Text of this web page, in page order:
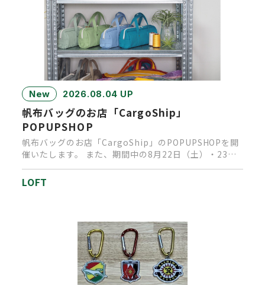
New 2026.08.04 UP
帆布バッグのお店「CargoShip」
POPUPSHOP
帆布バッグのお店「CargoShip」のPOPUPSHOPを開
催いたします。 また、期間中の8月22日（土）・23日
（日…
LOFT